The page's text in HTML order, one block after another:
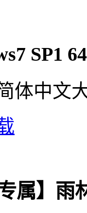
SP1
体中文
专属】